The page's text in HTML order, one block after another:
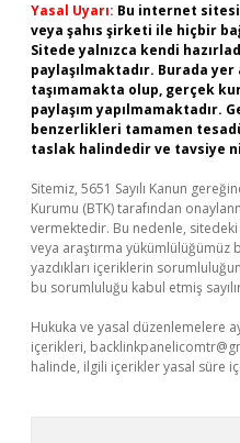
Yasal Uyarı: Bu internet
veya şahıs şirketi ile hiçbir
Sitede yalnızca kendi
paylaşılmaktadır. Burada
taşımamakta olup, gerçek
paylaşım yapılmamaktadır.
benzerlikleri tamamen
taslak halindedir ve tavsiye
Sitemiz, 5651 Sayılı Kanun
Kurumu (BTK) tarafından
vermektedir. Bu nedenle,
veya araştırma yükümlülüğümüz
yazdıkları içeriklerin
bu sorumluluğu kabul etmiş
Hukuka ve yasal düzenlemelere
içerikleri,
halinde, ilgili içerikler yasal süre